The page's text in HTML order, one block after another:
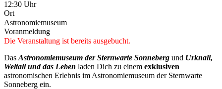
12:30 Uhr
Ort
Astronomiemuseum
Voranmeldung
Die Veranstaltung ist bereits ausgebucht.
Das Astronomiemuseum der Sternwarte Sonneberg und Urknall,
Weltall und das Leben laden Dich zu einem exklusiven
astronomischen Erlebnis im Astronomiemuseum der Sternwarte
Sonneberg ein.